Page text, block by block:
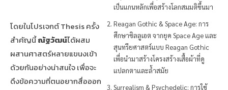
โดยในโปรเจกต์ Thesis ครั้ง
สำคัญนี้ณัฐวัฒน์ได้ผสม
ผสานศาสตร์หลายแขนงเข้า
ด้วยกันอย่างน่าสนใจ เพื่อจะ
ดึงข้อความที่ตนอยากสื่อออก
เป็นแกนหลักเพื่อสร้างโลกสมมติขึ้นมา
Reagan Gothic & Space Age: การ
ศึกษาซิลลูเอต จากยุค Space Age และ
สุนทรียศาสตร์แบบ Reagan Gothic
เพื่อนำมาสร้างโครงสร้างเสื้อผ้าที่ดู
แปลกตาและล้ำสมัย
Surrealism & Psychedelic: การใช้